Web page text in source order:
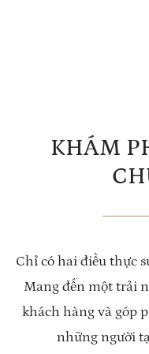
KHÁM
Chỉ có hai điều thực
Mang đến một trải
khách hàng và góp
những người